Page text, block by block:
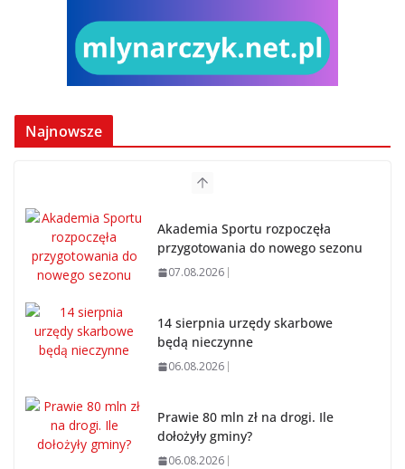
Najnowsze
Akademia Sportu rozpoczęła
przygotowania do nowego sezonu
07.08.2026
14 sierpnia urzędy skarbowe
będą nieczynne
06.08.2026
Prawie 80 mln zł na drogi. Ile
dołożyły gminy?
06.08.2026